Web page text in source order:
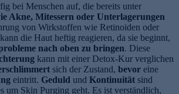
bei Menschen auf, die bereits unter
Akne, Mitessern oder Unterlagerungen
von Wirkstoffen wie Retinoiden oder
die Haut heftig reagieren, da sie beginnt,
nach oben zu bringen. Diese
kann mit einer Detox-Kur verglichen
sich der Zustand, bevor eine
eintritt. Geduld und Kontinuität sind
um Skin Purging geht. Es ist verständlich,